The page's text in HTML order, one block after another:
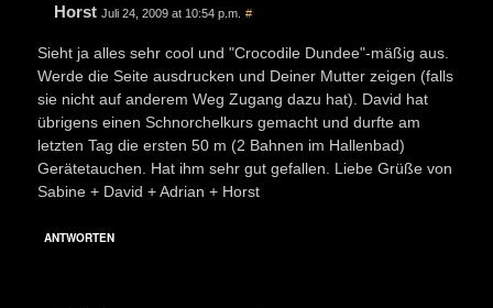
Horst Juli 24, 2009 at 10:54 p.m. #
Sieht ja alles sehr cool und "Crocodile Dundee"-mäßig aus.
Werde die Seite ausdrucken und Deiner Mutter zeigen (falls
sie nicht auf anderem Weg Zugang dazu hat). David hat
übrigens einen Schnorchelkurs gemacht und durfte am
letzten Tag die ersten 50 m (2 Bahnen im Hallenbad)
Gerätetauchen. Hat ihm sehr gut gefallen. Liebe Grüße von
Sabine + David + Adrian + Horst
ANTWORTEN